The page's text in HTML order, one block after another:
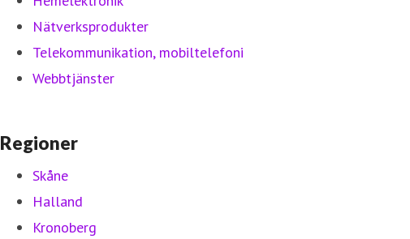
Nätverksprodukter
Telekommunikation, mobiltelefoni
Webbtjänster
Regioner
Skåne
Halland
Kronoberg